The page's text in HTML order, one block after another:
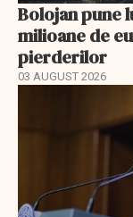
Bolojan pune
milioane de
pierderilor
03 AUGUST 2026